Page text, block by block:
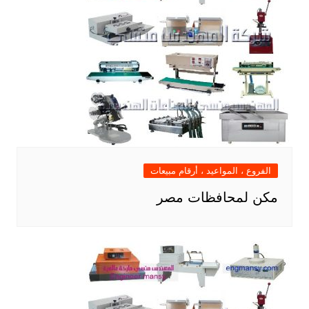
الفروع ، المواعيد ، أرقام مبيعات
مكن لمحافظات مصر